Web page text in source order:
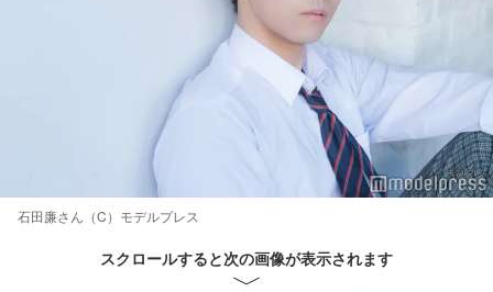
石田廉さん（C）モデルプレス
スクロールすると次の画像が表示されます